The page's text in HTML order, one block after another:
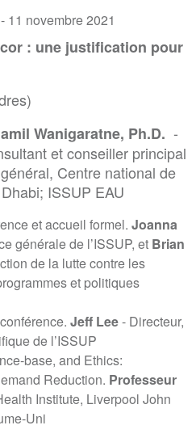
11 novembre 2021
: une justification pour
Wanigaratne, Ph.D. -
et conseiller principal
Centre national de
ISSUP EAU
et accueil formel. Joanna
générale de l’ISSUP, et Brian
de la lutte contre les
et politiques
Jeff Lee- Directeur,
de l’ISSUP
and Ethics:
Reduction. Professeur
Institute, Liverpool John
Uni